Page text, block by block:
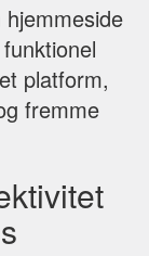
platform,
fremme